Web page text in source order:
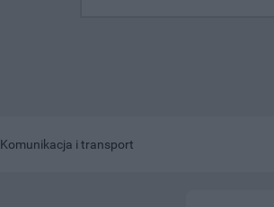
Komunikacja i transport